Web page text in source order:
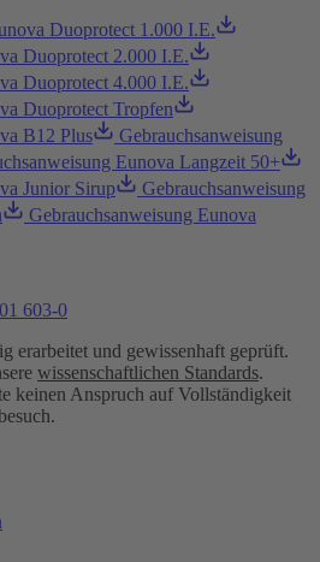
Duoprotect 1.000 I.E.
Duoprotect 2.000 I.E.
Duoprotect 4.000 I.E.
Duoprotect Tropfen
B12 Plus
Gebrauchsanweisung
Eunova Langzeit 50+
Junior Sirup
Gebrauchsanweisung
Gebrauchsanweisung Eunova
603-0
erarbeitet und gewissenhaft geprüft.
wissenschaftlichen Standards.
keinen Anspruch auf Vollständigkeit